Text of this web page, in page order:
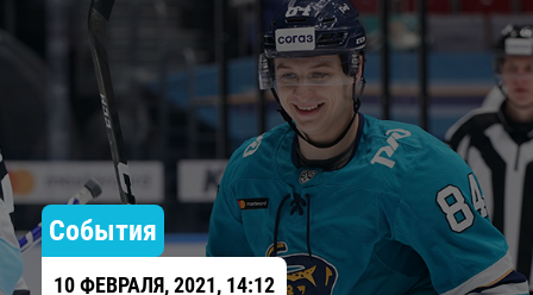
События
10 ФЕВРАЛЯ, 2021, 14:12